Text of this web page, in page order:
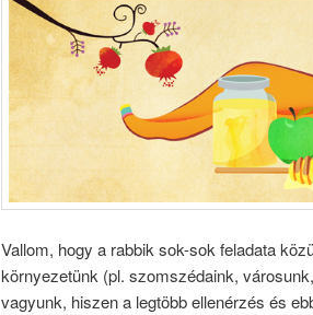
Vallom, hogy a rabbik sok-sok feladata
környezetünk (pl. szomszédaink,
vagyunk, hiszen a legtöbb ellenérzés és